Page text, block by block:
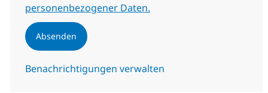
personenbezogener Daten.
Absenden
Benachrichtigungen verwalten